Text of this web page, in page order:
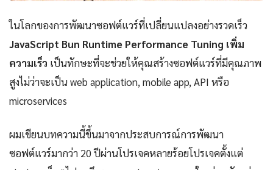
ในโลกของการพัฒนาซอฟต์แวร์ที่เปลี่ยนแปลงอย่างรวดเร็ว
JavaScript Bun Runtime Performance Tuning เพิ่ม
ความเร็ว เป็นทักษะที่จะช่วยให้คุณสร้างซอฟต์แวร์ที่มีคุณภาพ
สูงไม่ว่าจะเป็น web application, mobile app, API หรือ
microservices
ผมเขียนบทความนี้ขึ้นมาจากประสบการณ์การพัฒนา
ซอฟต์แวร์มากว่า 20 ปีผ่านโปรเจคหลายร้อยโปรเจคตั้งแต่